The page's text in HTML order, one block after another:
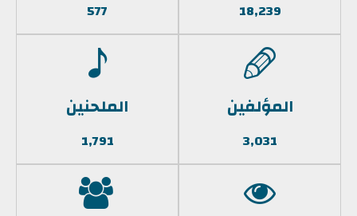
18,239
577
المؤلفين
3,031
الملحنين
1,791